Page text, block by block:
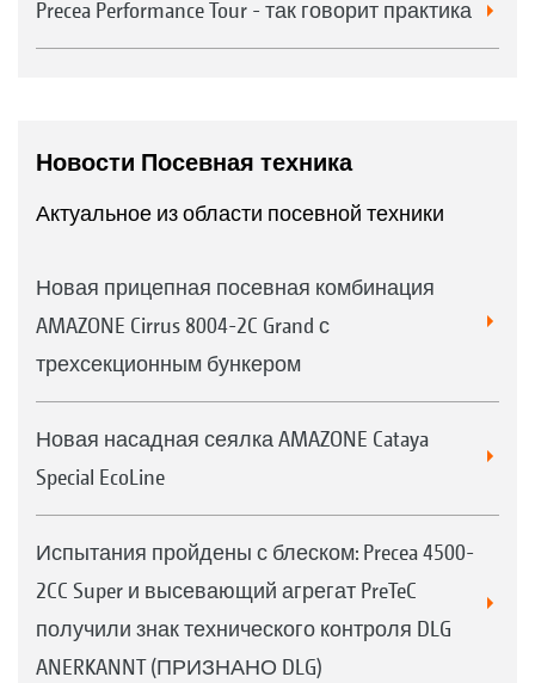
Precea Performance Tour - так говорит практика
Новости Посевная техника
Актуальное из области посевной техники
Новая прицепная посевная комбинация
AMAZONE Cirrus 8004-2C Grand с
трехсекционным бункером
Новая насадная сеялка AMAZONE Cataya
Special EcoLine
Испытания пройдены с блеском: Precea 4500-
2CC Super и высевающий агрегат PreTeC
получили знак технического контроля DLG
ANERKANNT (ПРИЗНАНО DLG)